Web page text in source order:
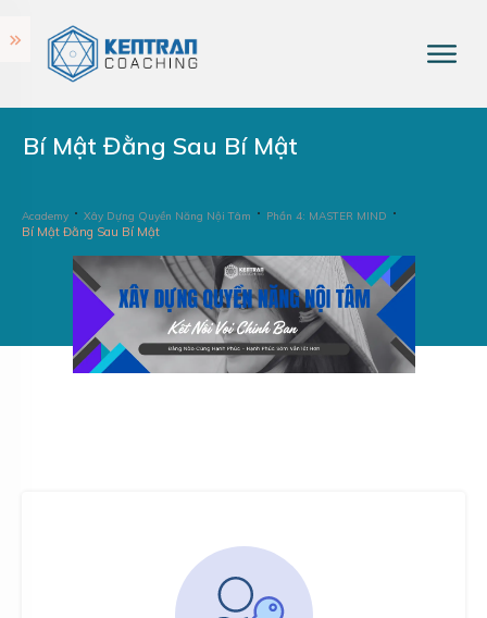
Bí Mật Đằng Sau Bí Mật
Academy Xây Dựng Quyền Năng Nội Tâm Phần 4: MASTER MIND
Bí Mật Đằng Sau Bí Mật